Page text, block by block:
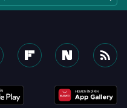
çerezlerle ilgili bilgi